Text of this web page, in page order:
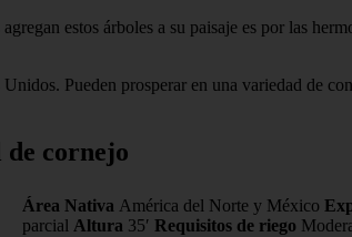
estos árboles a su paisaje es por las
Pueden prosperar en una variedad de
cornejo
Área Nativa América del Norte y México
parcial Altura 35′ Requisitos de riego